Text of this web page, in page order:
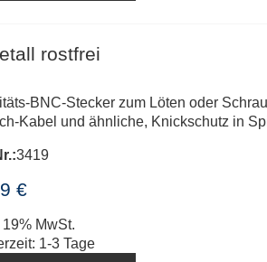
rostfrei
BNC-Stecker zum Löten oder
Kabel und ähnliche, Knickschutz in
3419
€
19% MwSt.
1-3 Tage